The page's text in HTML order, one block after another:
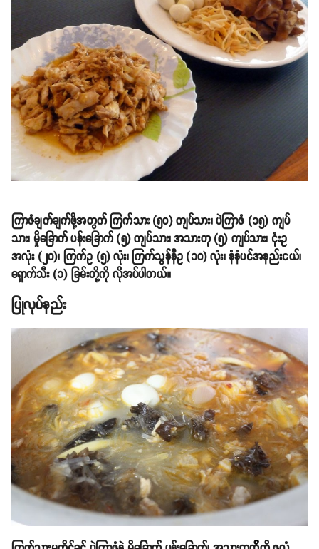
ကြာဇံချက်ချက်ဖို့အတွက် ကြက်သား (၅၀) ကျပ်သား၊ ပဲကြာဇံ (၁၅) ကျပ်
သား၊ မှိုခြောက် ပန်းခြောက် (၅) ကျပ်သား၊ အသားတု (၅) ကျပ်သား၊ ငုံးဥ
အလုံး (၂၀)၊ ကြက်ဥ (၅) လုံး၊ ကြက်သွန်နီဥ (၁၀) လုံး၊ နံနံပင်အနည်းငယ်၊
ရှောက်သီး (၁) ခြမ်းတို့ကို လိုအပ်ပါတယ်။
ပြုလုပ်နည်း